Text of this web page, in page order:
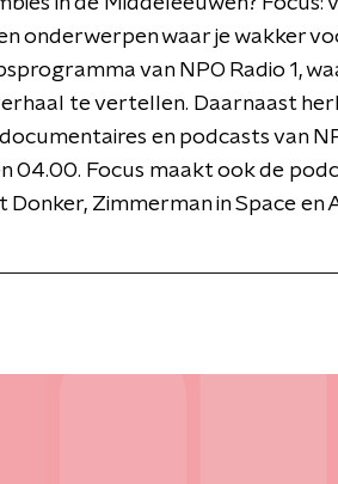
onderwerpen waar je wakker
van NPO Radio 1,
te vertellen. Daarnaast
en podcasts van
04.00. Focus maakt ook de
Donker, Zimmerman in Space en